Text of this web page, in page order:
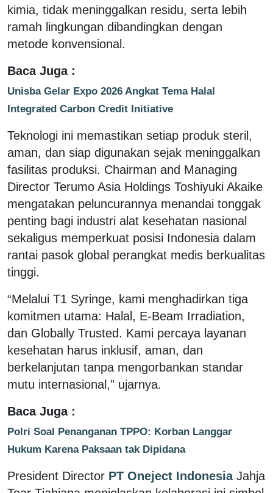
kimia, tidak meninggalkan residu, serta lebih
ramah lingkungan dibandingkan dengan
metode konvensional.
Baca Juga :
Unisba Gelar Expo 2026 Angkat Tema Halal
Integrated Carbon Credit Initiative
Teknologi ini memastikan setiap produk steril,
aman, dan siap digunakan sejak meninggalkan
fasilitas produksi. Chairman and Managing
Director Terumo Asia Holdings Toshiyuki Akaike
mengatakan peluncurannya menandai tonggak
penting bagi industri alat kesehatan nasional
sekaligus memperkuat posisi Indonesia dalam
rantai pasok global perangkat medis berkualitas
tinggi.
“Melalui T1 Syringe, kami menghadirkan tiga
komitmen utama: Halal, E-Beam Irradiation,
dan Globally Trusted. Kami percaya layanan
kesehatan harus inklusif, aman, dan
berkelanjutan tanpa mengorbankan standar
mutu internasional,” ujarnya.
Baca Juga :
Polri Soal Penanganan TPPO: Korban Langgar
Hukum Karena Paksaan tak Dipidana
President Director PT Oneject Indonesia Jahja